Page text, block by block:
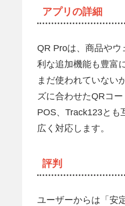
アプリの詳細
QR Proは、商品や
利な追加機能も豊富
まだ使われていない
ズに合わせたQRコ
POS、Track123とも
広く対応します。
評判
ユーザーからは「安